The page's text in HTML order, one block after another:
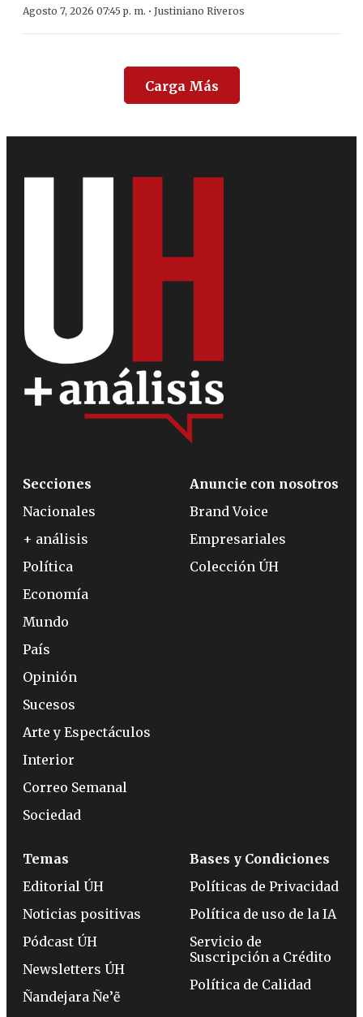
Agosto 7, 2026 07:45 p. m. · Justiniano Riveros
Carga Más
Secciones
Nacionales
+ análisis
Política
Economía
Mundo
País
Opinión
Sucesos
Arte y Espectáculos
Interior
Correo Semanal
Sociedad
Anuncie con nosotros
Brand Voice
Empresariales
Colección ÚH
Temas
Editorial ÚH
Noticias positivas
Pódcast ÚH
Newsletters ÚH
Ñandejara Ñe’ẽ
Bases y Condiciones
Políticas de Privacidad
Política de uso de la IA
Servicio de
Suscripción a Crédito
Política de Calidad